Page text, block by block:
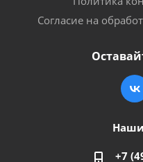
Согласие на
+7